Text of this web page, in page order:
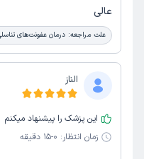
عالی
علت مراجعه: درمان عفونت‌های
الناز
این پزشک را پیشنهاد میکنم
زمان انتظار: 0-15 دقیقه